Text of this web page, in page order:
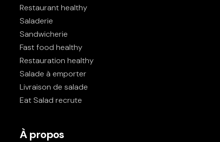
Restaurant healthy
Saladerie
Sandwicherie
Fast food healthy
Restauration healthy
Salade à emporter
Livraison de salade
Eat Salad recrute
À propos